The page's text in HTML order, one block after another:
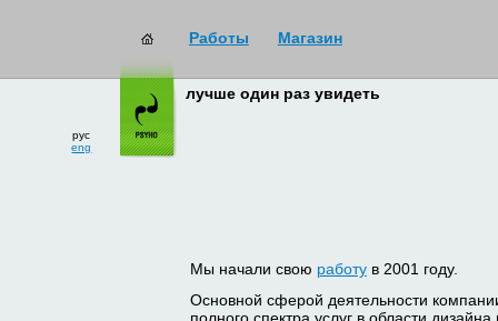
Работы Магазин
рус
eng
лучше один раз увидеть
Мы начали свою работув 2001 году.
Основной сферой деятельности